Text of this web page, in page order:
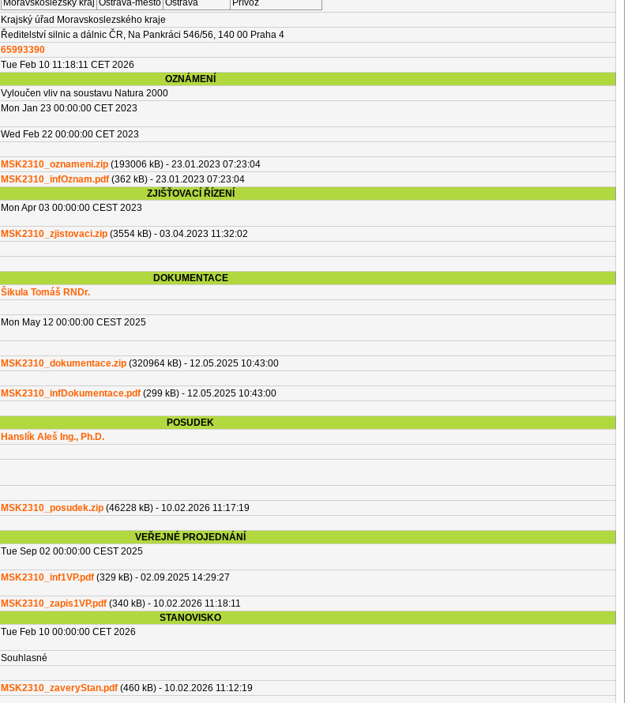
Moravskoslezský kraj Ostrava-město Ostrava
Přívoz
Krajský úřad Moravskoslezského kraje
Ředitelství silnic a dálnic ČR, Na Pankráci 546/56, 140 00 Praha 4
65993390
Tue Feb 10 11:18:11 CET 2026
OZNÁMENÍ
Vyloučen vliv na soustavu Natura 2000
Mon Jan 23 00:00:00 CET 2023
Wed Feb 22 00:00:00 CET 2023
MSK2310_oznameni.zip (193006 kB) - 23.01.2023 07:23:04
MSK2310_infOznam.pdf (362 kB) - 23.01.2023 07:23:04
ZJIŠŤOVACÍ ŘÍZENÍ
Mon Apr 03 00:00:00 CEST 2023
MSK2310_zjistovaci.zip (3554 kB) - 03.04.2023 11:32:02
DOKUMENTACE
Šikula Tomáš RNDr.
Mon May 12 00:00:00 CEST 2025
MSK2310_dokumentace.zip (320964 kB) - 12.05.2025 10:43:00
MSK2310_infDokumentace.pdf (299 kB) - 12.05.2025 10:43:00
POSUDEK
Hanslík Aleš Ing., Ph.D.
MSK2310_posudek.zip (46228 kB) - 10.02.2026 11:17:19
VEŘEJNÉ PROJEDNÁNÍ
Tue Sep 02 00:00:00 CEST 2025
MSK2310_inf1VP.pdf (329 kB) - 02.09.2025 14:29:27
MSK2310_zapis1VP.pdf (340 kB) - 10.02.2026 11:18:11
STANOVISKO
Tue Feb 10 00:00:00 CET 2026
Souhlasné
MSK2310_zaveryStan.pdf (460 kB) - 10.02.2026 11:12:19